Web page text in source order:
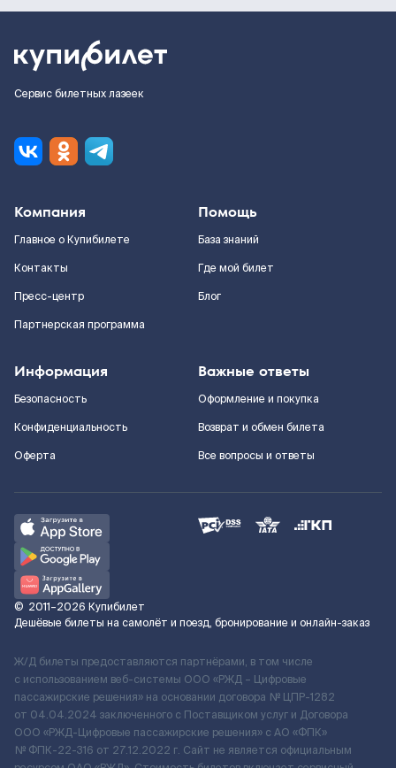
Сервис билетных лазеек
Компания
Главное о Купибилете
Контакты
Пресс-центр
Партнерская программа
Помощь
База знаний
Где мой билет
Блог
Информация
Безопасность
Конфиденциальность
Оферта
Важные ответы
Оформление и покупка
Возврат и обмен билета
Все вопросы и ответы
© 2011–2026 Купибилет
Дешёвые билеты на самолёт и поезд, бронирование и онлайн-заказ
Ж/Д билеты предоставляются партнёрами, в том числе
с использованием веб-системы ООО «РЖД – Цифровые
пассажирские решения» на основании договора № ЦПР-1282
от 04.04.2024 заключенного с Поставщиком услуг и Договора
ООО «РЖД-Цифровые пассажирские решения» c АО «ФПК»
№ ФПК-22-316 от 27.12.2022 г. Сайт не является официальным